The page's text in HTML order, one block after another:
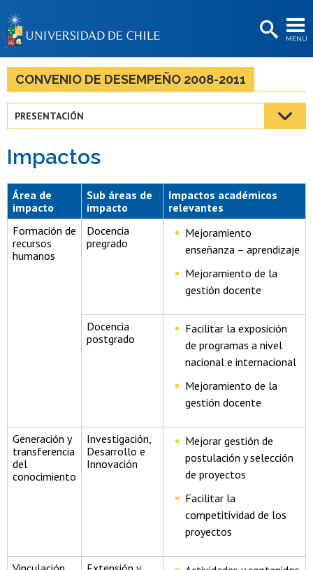
MENÚ
BIBLIOTECAS
LA UNIVERSIDAD
Estudiantes
Funcionarias/os
Egresadas/os
CONVENIO DE DESEMPEÑO 2008-2011
PRESENTACIÓN
Impactos
Área de
impacto
Sub áreas de
impacto
Impactos académicos
relevantes
Formación de
recursos
humanos
Docencia
pregrado
Mejoramiento
enseñanza – aprendizaje
Mejoramiento de la
gestión docente
Docencia
postgrado
Facilitar la exposición
de programas a nivel
nacional e internacional
Mejoramiento de la
gestión docente
Generación y
transferencia
del
conocimiento
Investigación,
Desarrollo e
Innovación
Mejorar gestión de
postulación y selección
de proyectos
Facilitar la
competitividad de los
proyectos